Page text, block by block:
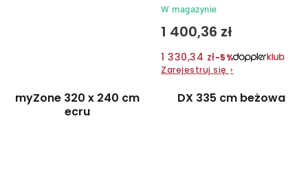
W magazynie
1 400,36 zł
1 330,34 zł−5%
Zarejestruj się ›
myZone 320 x 240 cm
ecru
DX 335 cm beżowa